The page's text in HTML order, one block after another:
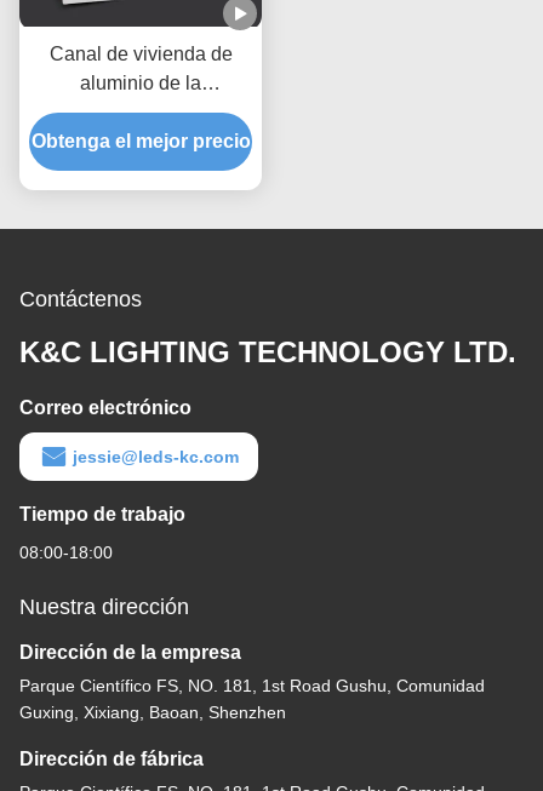
Canal de vivienda de
aluminio de la
protuberancia del perfil
de la tira de 6063 T5 LED
Obtenga el mejor precio
Contáctenos
K&C LIGHTING TECHNOLOGY LTD.
Correo electrónico
jessie@leds-kc.com
Tiempo de trabajo
08:00-18:00
Nuestra dirección
Dirección de la empresa
Parque Científico FS, NO. 181, 1st Road Gushu, Comunidad
Guxing, Xixiang, Baoan, Shenzhen
Dirección de fábrica